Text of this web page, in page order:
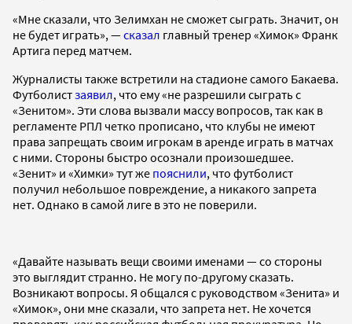
«Мне сказали, что Зелимхан не сможет сыграть. Значит, он
не будет играть», —сказал главный тренер «Химок» Франк
Артига перед матчем.
Журналисты также встретили на стадионе самого Бакаева.
Футболистзаявил, что ему «не разрешили сыграть с
«Зенитом». Эти слова вызвали массу вопросов, так как в
регламенте РПЛ четко прописано, что клубы не имеют
права запрещать своим игрокам в аренде играть в матчах
с ними. Стороны быстро осознали произошедшее.
«Зенит» и «Химки» тут же пояснили, что футболист
получил небольшое повреждение, а никакого запрета
нет. Однако в самой лиге в это не поверили.
«Давайте называть вещи своими именами — со стороны
это выглядит странно. Не могу по-другому сказать.
Возникают вопросы. Я общался с руководством «Зенита» и
«Химок», они мне сказали, что запрета нет. Не хочется